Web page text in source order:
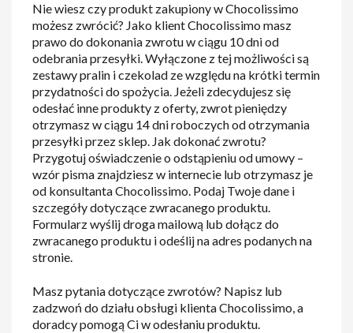
Nie wiesz czy produkt zakupiony w Chocolissimo
możesz zwrócić? Jako klient Chocolissimo masz
prawo do dokonania zwrotu w ciągu 10 dni od
odebrania przesyłki. Wyłączone z tej możliwości są
zestawy pralin i czekolad ze względu na krótki termin
przydatności do spożycia. Jeżeli zdecydujesz się
odesłać inne produkty z oferty, zwrot pieniędzy
otrzymasz w ciągu 14 dni roboczych od otrzymania
przesyłki przez sklep. Jak dokonać zwrotu?
Przygotuj oświadczenie o odstąpieniu od umowy –
wzór pisma znajdziesz w internecie lub otrzymasz je
od konsultanta Chocolissimo. Podaj Twoje dane i
szczegóły dotyczące zwracanego produktu.
Formularz wyślij droga mailową lub dołącz do
zwracanego produktu i odeślij na adres podanych na
stronie.
Masz pytania dotyczące zwrotów? Napisz lub
zadzwoń do działu obsługi klienta Chocolissimo, a
doradcy pomogą Ci w odesłaniu produktu.